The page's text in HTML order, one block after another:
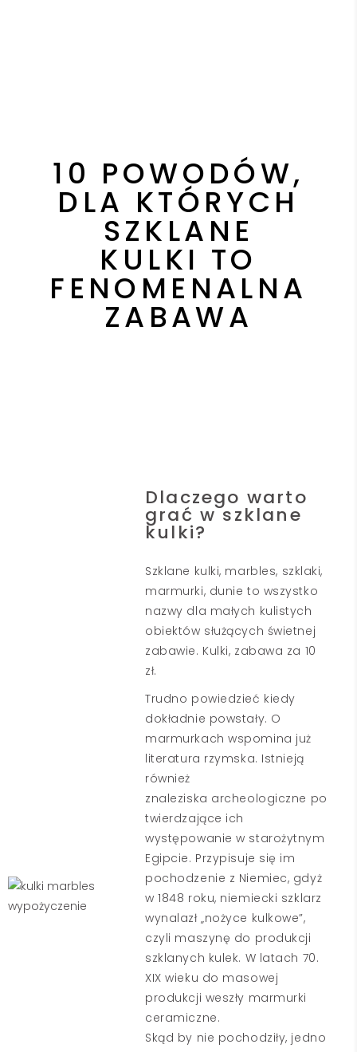
10 POWODÓW,
DLA KTÓRYCH
SZKLANE
KULKI TO
FENOMENALNA
ZABAWA
Dlaczego warto
grać w szklane
kulki?
Szklane kulki, marbles, szklaki,
marmurki, dunie to wszystko
nazwy dla małych kulistych
obiektów służących świetnej
zabawie. Kulki, zabawa za 10
zł.
Trudno powiedzieć kiedy
dokładnie powstały. O
marmurkach wspomina już
literatura rzymska. Istnieją
również
znaleziska archeologiczne po
twierdzające ich
występowanie w starożytnym
Egipcie. Przypisuje się im
pochodzenie z Niemiec, gdyż
w 1848 roku, niemiecki szklarz
wynalazł „nożyce kulkowe”,
czyli maszynę do produkcji
szklanych kulek. W latach 70.
XIX wieku do masowej
produkcji weszły marmurki
ceramiczne.
Skąd by nie pochodziły, jedno